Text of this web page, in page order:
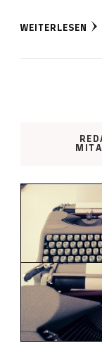
WEITERLESEN